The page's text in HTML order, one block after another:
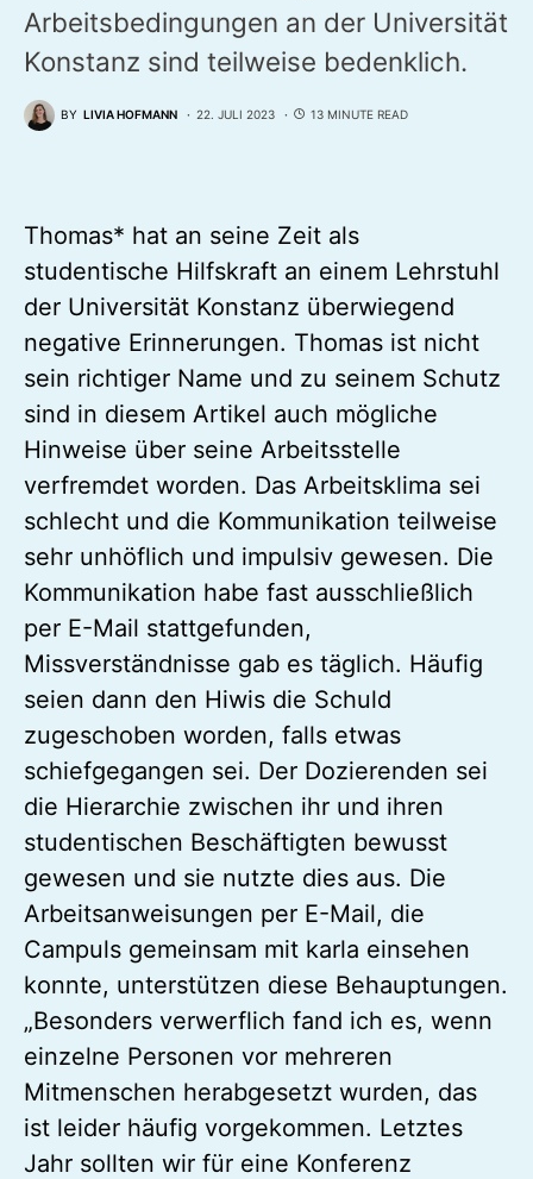
Arbeitsbedingungen an der Universität
Konstanz sind teilweise bedenklich.
BY LIVIA HOFMANN 22. JULI 2023 13 MINUTE READ
Thomas* hat an seine Zeit als
studentische Hilfskraft an einem Lehrstuhl
der Universität Konstanz überwiegend
negative Erinnerungen. Thomas ist nicht
sein richtiger Name und zu seinem Schutz
sind in diesem Artikel auch mögliche
Hinweise über seine Arbeitsstelle
verfremdet worden. Das Arbeitsklima sei
schlecht und die Kommunikation teilweise
sehr unhöflich und impulsiv gewesen. Die
Kommunikation habe fast ausschließlich
per E-Mail stattgefunden,
Missverständnisse gab es täglich. Häufig
seien dann den Hiwis die Schuld
zugeschoben worden, falls etwas
schiefgegangen sei. Der Dozierenden sei
die Hierarchie zwischen ihr und ihren
studentischen Beschäftigten bewusst
gewesen und sie nutzte dies aus. Die
Arbeitsanweisungen per E-Mail, die
Campuls gemeinsam mit karla einsehen
konnte, unterstützen diese Behauptungen.
„Besonders verwerflich fand ich es, wenn
einzelne Personen vor mehreren
Mitmenschen herabgesetzt wurden, das
ist leider häufig vorgekommen. Letztes
Jahr sollten wir für eine Konferenz